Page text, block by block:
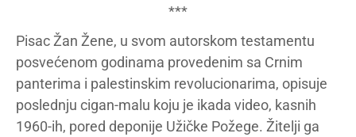
***
Pisac Žan Žene, u svom autorskom testamentu
posvećenom godinama provedenim sa Crnim
panterima i palestinskim revolucionarima, opisuje
poslednju cigan-malu koju je ikada video, kasnih
1960-ih, pored deponije Užičke Požege. Žitelji ga